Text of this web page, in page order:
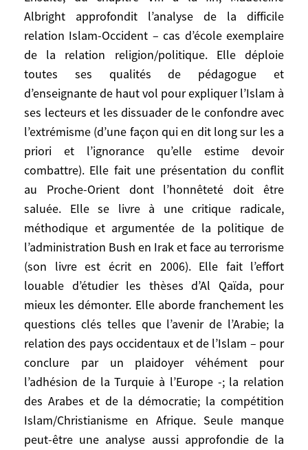
Albright approfondit l’analyse de la difficile
relation Islam-Occident – cas d’école exemplaire
de la relation religion/politique. Elle déploie
toutes ses qualités de pédagogue et
d’enseignante de haut vol pour expliquer l’Islam à
ses lecteurs et les dissuader de le confondre avec
l’extrémisme (d’une façon qui en dit long sur les a
priori et l’ignorance qu’elle estime devoir
combattre). Elle fait une présentation du conflit
au Proche-Orient dont l’honnêteté doit être
saluée. Elle se livre à une critique radicale,
méthodique et argumentée de la politique de
l’administration Bush en Irak et face au terrorisme
(son livre est écrit en 2006). Elle fait l’effort
louable d’étudier les thèses d’Al Qaïda, pour
mieux les démonter. Elle aborde franchement les
questions clés telles que l’avenir de l’Arabie; la
relation des pays occidentaux et de l’Islam – pour
conclure par un plaidoyer véhément pour
l’adhésion de la Turquie à l’Europe -; la relation
des Arabes et de la démocratie; la compétition
Islam/Christianisme en Afrique. Seule manque
peut-être une analyse aussi approfondie de la
en apprennent beaucoup sur elle, sur son
pays, et sur nous, par comparaison ou
contraste.
Albright approfondit l’analyse de la difficile
relation Islam-Occident – cas d’école
exemplaire de la relation
religion/politique. Elle déploie toutes ses
qualités de pédagogue et d’enseignante de
haut vol pour expliquer l’Islam à ses
lecteurs et les dissuader de le confondre
avec l’extrémisme (d’une façon qui en dit
long sur les a priori et l’ignorance qu’elle
estime devoir combattre). Elle fait une
présentation du conflit au Proche-Orient
dont l’honnêteté doit être saluée. Elle se
livre à une critique radicale, méthodique et
argumentée de la politique de
l’administration Bush en Irak et face au
terrorisme (son livre est écrit en 2006). Elle
fait l’effort louable d’étudier les thèses d’Al
Qaïda, pour mieux les démonter. Elle
aborde franchement les questions clés
telles que l’avenir de l’Arabie; la relation